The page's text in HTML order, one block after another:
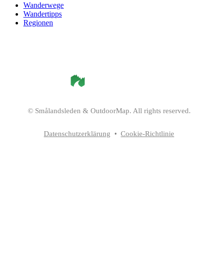
Wanderwege
Wandertipps
Regionen
© Smålandsleden & OutdoorMap. All rights reserved.
Datenschutzerklärung • Cookie-Richtlinie